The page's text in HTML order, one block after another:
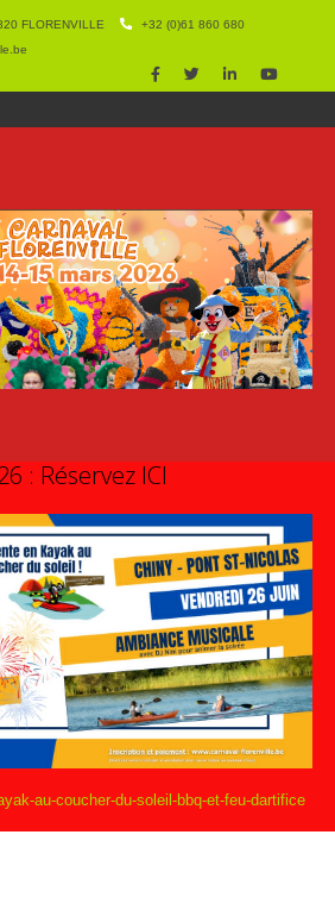
FLORENVILLE
+32 (0)61 860 680
: Réservez ICI
au-coucher-du-soleil-bbq-et-feu-dartifice